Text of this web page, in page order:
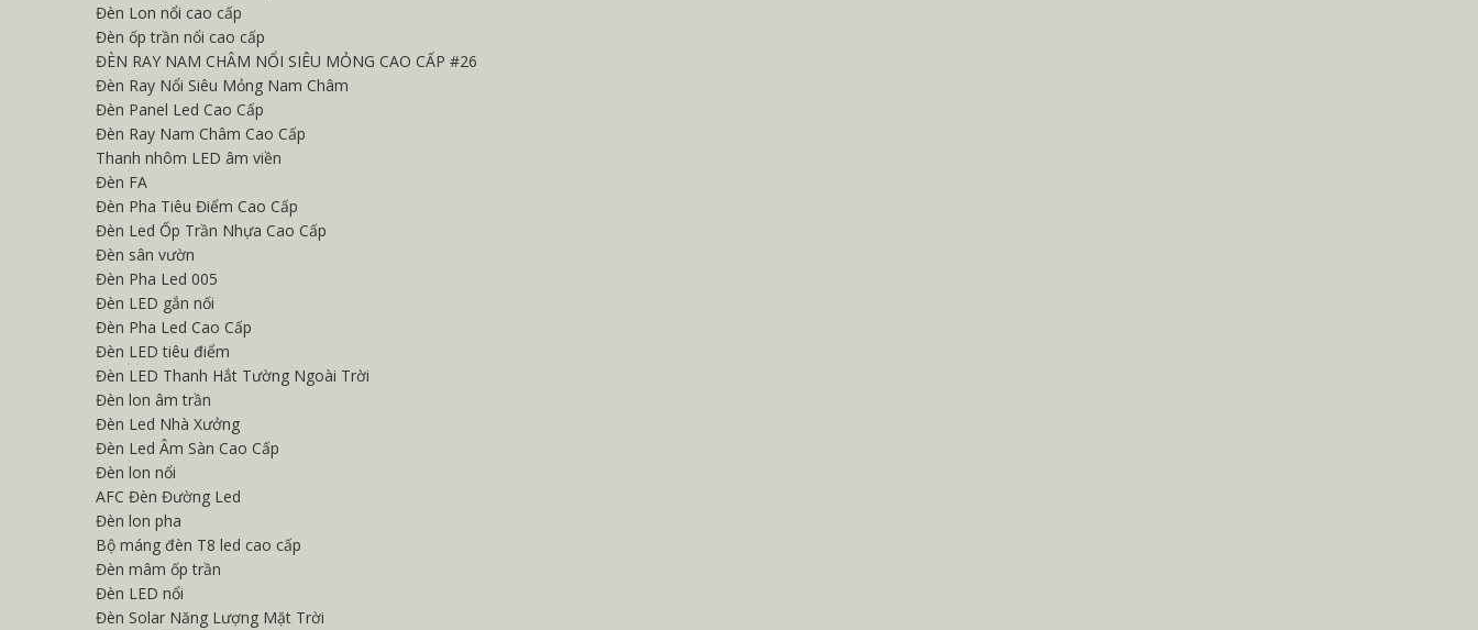
Đèn Lon nổi cao cấp
Đèn ốp trần nổi cao cấp
ĐÈN RAY NAM CHÂM NỔI SIÊU MỎNG CAO CẤP #26
Đèn Ray Nổi Siêu Mỏng Nam Châm
Đèn Panel Led Cao Cấp
Đèn Ray Nam Châm Cao Cấp
Thanh nhôm LED âm viền
Đèn FA
Đèn Pha Tiêu Điểm Cao Cấp
Đèn Led Ốp Trần Nhựa Cao Cấp
Đèn sân vườn
Đèn Pha Led 005
Đèn LED gắn nối
Đèn Pha Led Cao Cấp
Đèn LED tiêu điểm
Đèn LED Thanh Hắt Tường Ngoài Trời
Đèn lon âm trần
Đèn Led Nhà Xưởng
Đèn Led Âm Sàn Cao Cấp
Đèn lon nổi
AFC Đèn Đường Led
Đèn lon pha
Bộ máng đèn T8 led cao cấp
Đèn mâm ốp trần
Đèn LED nổi
Đèn Solar Năng Lượng Mặt Trời